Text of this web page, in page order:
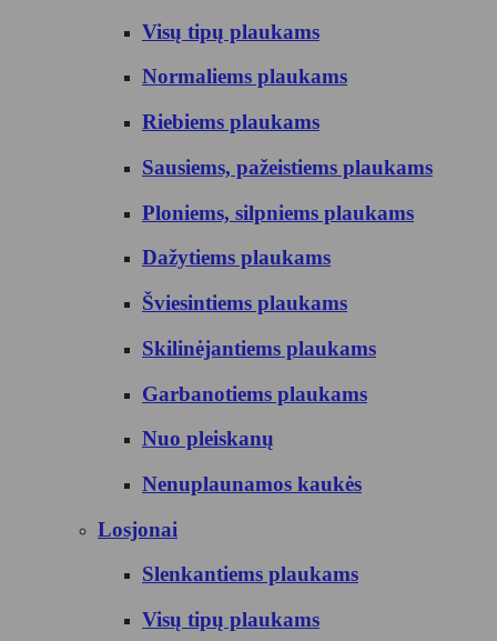
Visų tipų plaukams
Normaliems plaukams
Riebiems plaukams
Sausiems, pažeistiems plaukams
Ploniems, silpniems plaukams
Dažytiems plaukams
Šviesintiems plaukams
Skilinėjantiems plaukams
Garbanotiems plaukams
Nuo pleiskanų
Nenuplaunamos kaukės
Losjonai
Slenkantiems plaukams
Visų tipų plaukams